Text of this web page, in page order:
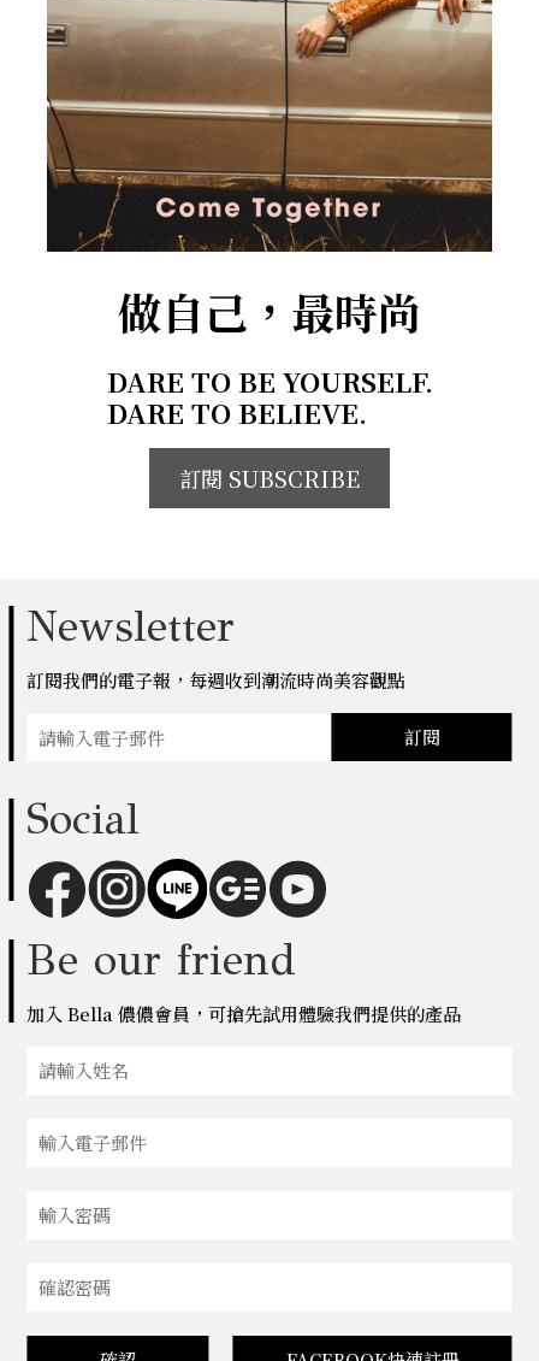
做自己，最時尚
DARE TO BE YOURSELF.
DARE TO BELIEVE.
訂閱 SUBSCRIBE
Newsletter
訂閱我們的電子報，每週收到潮流時尚美容觀點
訂閱
Social
Be our friend
加入 Bella 儂儂會員，可搶先試用體驗我們提供的產品